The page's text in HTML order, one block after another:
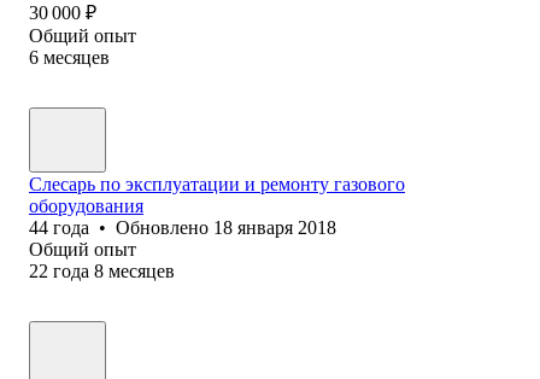
30 000 ₽
Общий опыт
6 месяцев
Слесарь по эксплуатации и ремонту газового
оборудования
44 года • Обновлено 18 января 2018
Общий опыт
22 года 8 месяцев